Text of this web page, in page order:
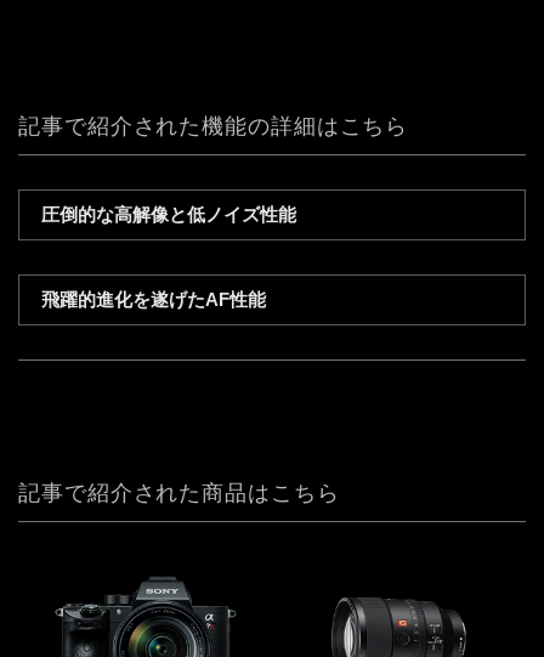
記事で紹介された機能の詳細はこちら
圧倒的な高解像と低ノイズ性能
飛躍的進化を遂げたAF性能
記事で紹介された商品はこちら